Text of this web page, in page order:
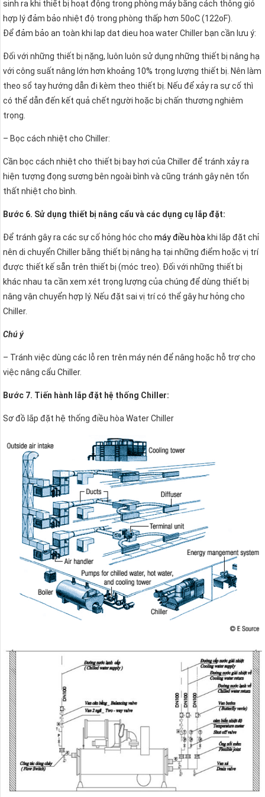
sinh ra khi thiết bị hoạt động trong phòng máy bằng cách thông gió
hợp lý đảm bảo nhiệt độ trong phòng thấp hơn 50oC (122oF).
Để đảm bảo an toàn khi lap dat dieu hoa water Chiller bạn cần lưu ý:
Đối với những thiết bị nặng, luôn luôn sử dụng những thiết bị nâng hạ
với công suất nâng lớn hơn khoảng 10% trọng lượng thiết bị. Nên làm
theo sổ tay hướng dẫn đi kèm theo thiết bị. Nếu để xảy ra sự cố thì
có thể dẫn đến kết quả chết người hoặc bị chấn thương nghiêm
trọng.
– Bọc cách nhiệt cho Chiller:
Cần bọc cách nhiệt cho thiết bị bay hơi của Chiller để tránh xảy ra
hiện tượng đọng sương bên ngoài bình và cũng tránh gây nên tổn
thất nhiệt cho bình.
Bước 6. Sử dụng thiết bị nâng cẩu và các dụng cụ lắp đặt:
Để tránh gây ra các sự cố hỏng hóc cho máy điều hòa khi lắp đặt chỉ
nên di chuyển Chiller bằng thiết bị nâng hạ tại những điểm hoặc vị trí
được thiết kế sẵn trên thiết bị (móc treo). Đối với những thiết bị
khác nhau ta cần xem xét trọng lượng của chúng để dùng thiết bị
nâng vận chuyển hợp lý. Nếu đặt sai vị trí có thể gây hư hỏng cho
Chiller.
Chú ý
– Tránh việc dùng các lỗ ren trên máy nén để nâng hoặc hỗ trợ cho
việc nâng cẩu Chiller.
Bước 7. Tiến hành lắp đặt hệ thống Chiller:
Sơ đồ lắp đặt hệ thống điều hòa Water Chiller